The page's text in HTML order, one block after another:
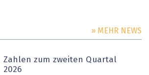
» MEHR NEWS
Zahlen zum zweiten Quartal
2026